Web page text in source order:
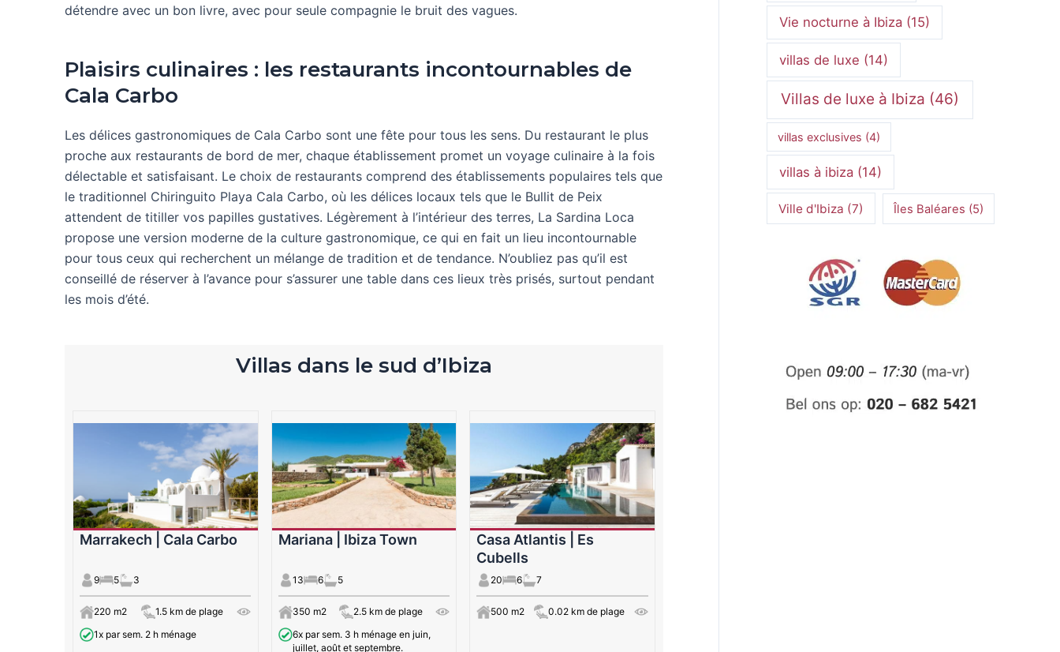
détendre avec un bon livre, avec pour seule compagnie le bruit des vagues.
Plaisirs culinaires : les restaurants incontournables de
Cala Carbo
Les délices gastronomiques de Cala Carbo sont une fête pour tous les sens. Du restaurant le plus
proche aux restaurants de bord de mer, chaque établissement promet un voyage culinaire à la fois
délectable et satisfaisant. Le choix de restaurants comprend des établissements populaires tels que
le traditionnel Chiringuito Playa Cala Carbo, où les délices locaux tels que le Bullit de Peix
attendent de titiller vos papilles gustatives. Légèrement à l’intérieur des terres, La Sardina Loca
propose une version moderne de la culture gastronomique, ce qui en fait un lieu incontournable
pour tous ceux qui recherchent un mélange de tradition et de tendance. N’oubliez pas qu’il est
conseillé de réserver à l’avance pour s’assurer une table dans ces lieux très prisés, surtout pendant
les mois d’été.
Villas dans le sud d’Ibiza
Marrakech | Cala Carbo
9 5 3
220 m2
1.5 km de plage
1x par sem. 2 h ménage
Mariana | Ibiza Town
13 6 5
350 m2
2.5 km de plage
6x par sem. 3 h ménage en juin,
juillet, août et septembre.
Casa Atlantis | Es
Cubells
20 6 7
500 m2 0.02 km de plage
Vie nocturne à Ibiza (15)
villas de luxe (14)
Villas de luxe à Ibiza (46)
villas exclusives (4)
villas à ibiza (14)
Ville d'Ibiza (7) Îles Baléares (5)